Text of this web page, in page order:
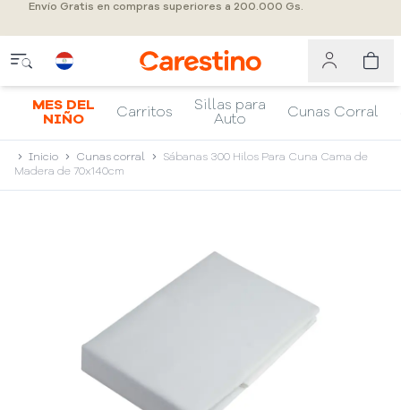
Envío Gratis en compras superiores a 200.000 Gs.
MES DEL
NIÑO
Carritos
Sillas para
Auto
Cunas Corral
Inicio Cunas corral
Sábanas 300 Hilos Para Cuna Cama de
Madera de 70x140cm